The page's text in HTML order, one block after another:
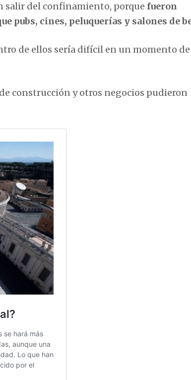
salir del confinamiento, porque fueron
pubs, cines, peluquerías y salones de
de ellos sería difícil en un momento de
construcción y otros negocios pudieron